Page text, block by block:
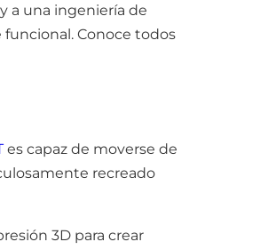
a una ingeniería de
Conoce todos
es capaz de moverse de
recreado
3D para crear